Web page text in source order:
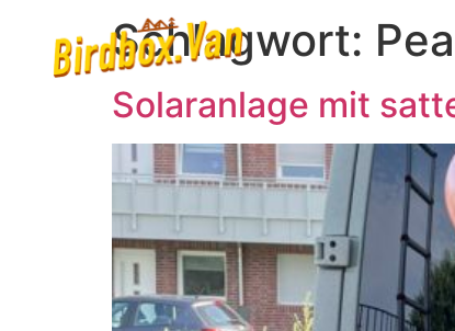
Schlagwort:
Solaranlage mit